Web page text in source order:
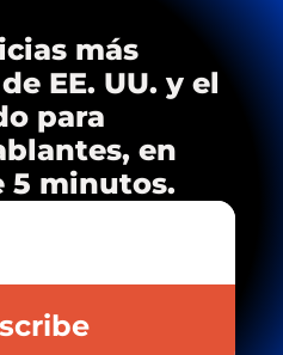
más
EE. UU. y el
para
en
5 minutos.